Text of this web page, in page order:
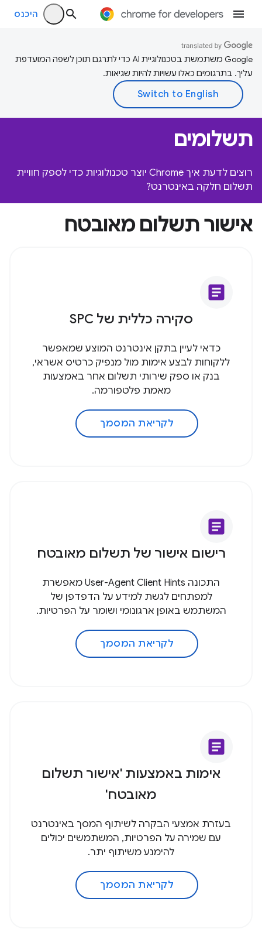
היכנס
‫Google משתמשת בטכנולוגיית AI כדי לתרגם תוכן לשפה המועדפת
עליך. בתרגומים כאלו עשויות להיות שגיאות.
תשלומים
רוצים לדעת איך Chrome יוצר טכנולוגיות כדי לספק חוויית
תשלום חלקה באינטרנט?
אישור תשלום מאובטח
article
סקירה כללית של SPC
כדאי לעיין בתקן אינטרנט המוצע שמאפשר
ללקוחות לבצע אימות מול מנפיק כרטיס אשראי,
בנק או ספק שירותי תשלום אחר באמצעות
מאמת פלטפורמה.
לקריאת המסמך
article
רישום אישור של תשלום מאובטח
התכונה User-Agent Client Hints מאפשרת
למפתחים לגשת למידע על הדפדפן של
המשתמש באופן ארגונומי ושומר על הפרטיות.
לקריאת המסמך
article
אימות באמצעות 'אישור תשלום
מאובטח'
בעזרת אמצעי הבקרה לשיתוף המסך באינטרנט
עם שמירה על הפרטיות, המשתמשים יכולים
להימנע משיתוף יתר.
לקריאת המסמך